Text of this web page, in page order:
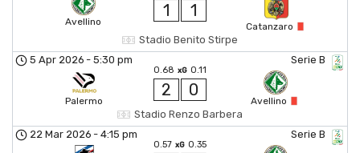
Avellino
1 1
Catanzaro
Stadio Benito Stirpe
Serie B
5 Apr 2026 - 5:30 pm
Palermo
0.68 xG 0.11
2 0
Avellino
Stadio Renzo Barbera
Serie B
22 Mar 2026 - 4:15 pm
0.57 xG 0.35